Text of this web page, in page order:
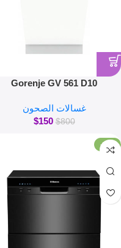
Gorenje GV 561 D10
غسالات الصحون
$800
$150
-81%